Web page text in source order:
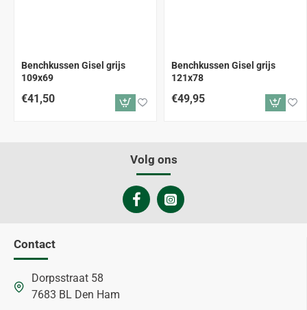
Benchkussen Gisel grijs
109x69
€41,50
Benchkussen Gisel grijs
121x78
€49,95
Volg ons
Contact
Dorpsstraat 58
7683 BL Den Ham